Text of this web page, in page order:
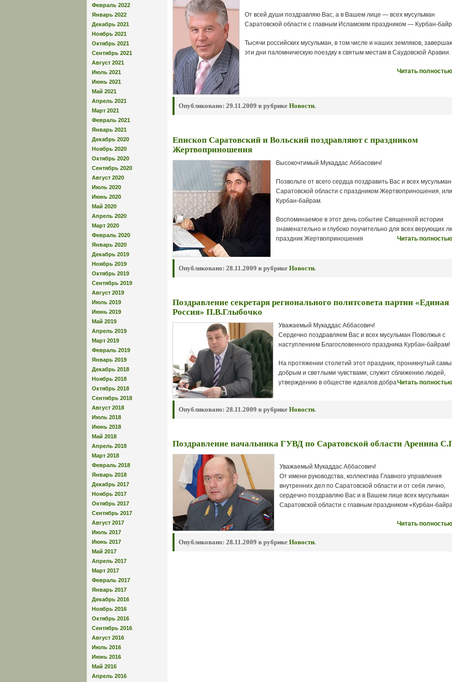
Февраль 2022
Январь 2022
Декабрь 2021
Ноябрь 2021
Октябрь 2021
Сентябрь 2021
Август 2021
Июль 2021
Июнь 2021
Май 2021
Апрель 2021
Март 2021
Февраль 2021
Январь 2021
Декабрь 2020
Ноябрь 2020
Октябрь 2020
Сентябрь 2020
Август 2020
Июль 2020
Июнь 2020
Май 2020
Апрель 2020
Март 2020
Февраль 2020
Январь 2020
Декабрь 2019
Ноябрь 2019
Октябрь 2019
Сентябрь 2019
Август 2019
Июль 2019
Июнь 2019
Май 2019
Апрель 2019
Март 2019
Февраль 2019
Январь 2019
Декабрь 2018
Ноябрь 2018
Октябрь 2018
Сентябрь 2018
Август 2018
Июль 2018
Июнь 2018
Май 2018
Апрель 2018
Март 2018
Февраль 2018
Январь 2018
Декабрь 2017
Ноябрь 2017
Октябрь 2017
Сентябрь 2017
Август 2017
Июль 2017
Июнь 2017
Май 2017
Апрель 2017
Март 2017
Февраль 2017
Январь 2017
Декабрь 2016
Ноябрь 2016
Октябрь 2016
Сентябрь 2016
Август 2016
Июль 2016
Июнь 2016
Май 2016
Апрель 2016
От всей души поздравляю Вас, а в Вашем лице — всех мусульман
Саратовской области с главным Исламским праздником — Курбан-
Тысячи российских мусульман, в том числе и наших земляков,
эти дни паломническую поездку к святым местам в Саудовской Аравии.
Читать
Опубликовано: 29.11.2009 в рубрике Новости.
Епископ Саратовский и Вольский поздравляют с праздником
Жертвоприношения
Высокочтимый Мукаддас Аббасович!
Позвольте от всего сердца поздравить Вас и всех мусульман
Саратовской области с праздником Жертвоприношения, или
Курбан-байрам.
Воспоминаемое в этот день событие Священной истории
знаменательно и глубоко поучительно для всех верующих
праздник Жертвоприношения
Читать
Опубликовано: 28.11.2009 в рубрике Новости.
Поздравление секретаря регионального политсовета партии «Единая
Россия» П.В.Глыбочко
Уважаемый Мукаддас Аббасович!
Сердечно поздравляем Вас и всех мусульман Поволжья с
наступлением Благословенного праздника Курбан-байрам!
На протяжении столетий этот праздник, проникнутый
добрым и светлыми чувствами, служит сближению людей,
утверждению в обществе идеалов добраЧитать
Опубликовано: 28.11.2009 в рубрике Новости.
Поздравление начальника ГУВД по Саратовской области Аренина
Уважаемый Мукаддас Аббасович!
От имени руководства, коллектива Главного управления
внутренних дел по Саратовской области и от себя лично,
сердечно поздравляю Вас и в Вашем лице всех мусульман
Саратовской области с главным праздником «Курбан-
Читать
Опубликовано: 28.11.2009 в рубрике Новости.